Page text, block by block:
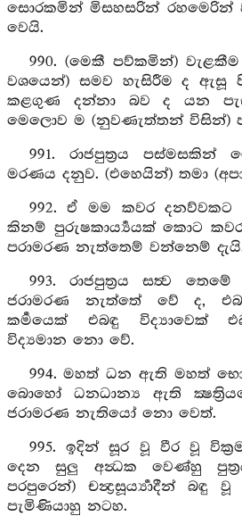
සොරකමින් මිසහසරින් රහමෙරින්
වෙයි.
990. (මෙකී පව්කමින්)
වශයෙන්) සමව හැසිරීම ද
කළගුණ දන්නා බව ද යන
මෙලොව ම (නුවණැත්තන් විසින්)
991. රාජපුත්‍රය පස්මසකින්
මරණය දනුව. (එහෙයින්) තමා
992. ඒ මම කවර
කිනම් පුරුෂකාර්‍ය්‍යයක් කොට
පරාමරණ නැත්තෙම් වන්නෙම්
993. රාජපුත්‍රය සත්‍ව
ජරාමරණ නැත්තේ වේ ද,
කර්‍මයෙක් එබඳු විද්‍යාවෙක්
විද්‍යමාන නො වේ.
994. මහත් ධන ඇති මහත්
බොහෝ ධනධාන්‍ය ඇති
ජරාමරණ නැතියෝ නො වෙත්.
995. ඉදින් සූර වූ වීර වූ
දෙන සුලු අන්‍ධක වෙණ්හු
පරපුරෙන්) චන්‍ද්‍රසූර්‍ය්‍යාදීන්
පැමිණියාහු නටහ.